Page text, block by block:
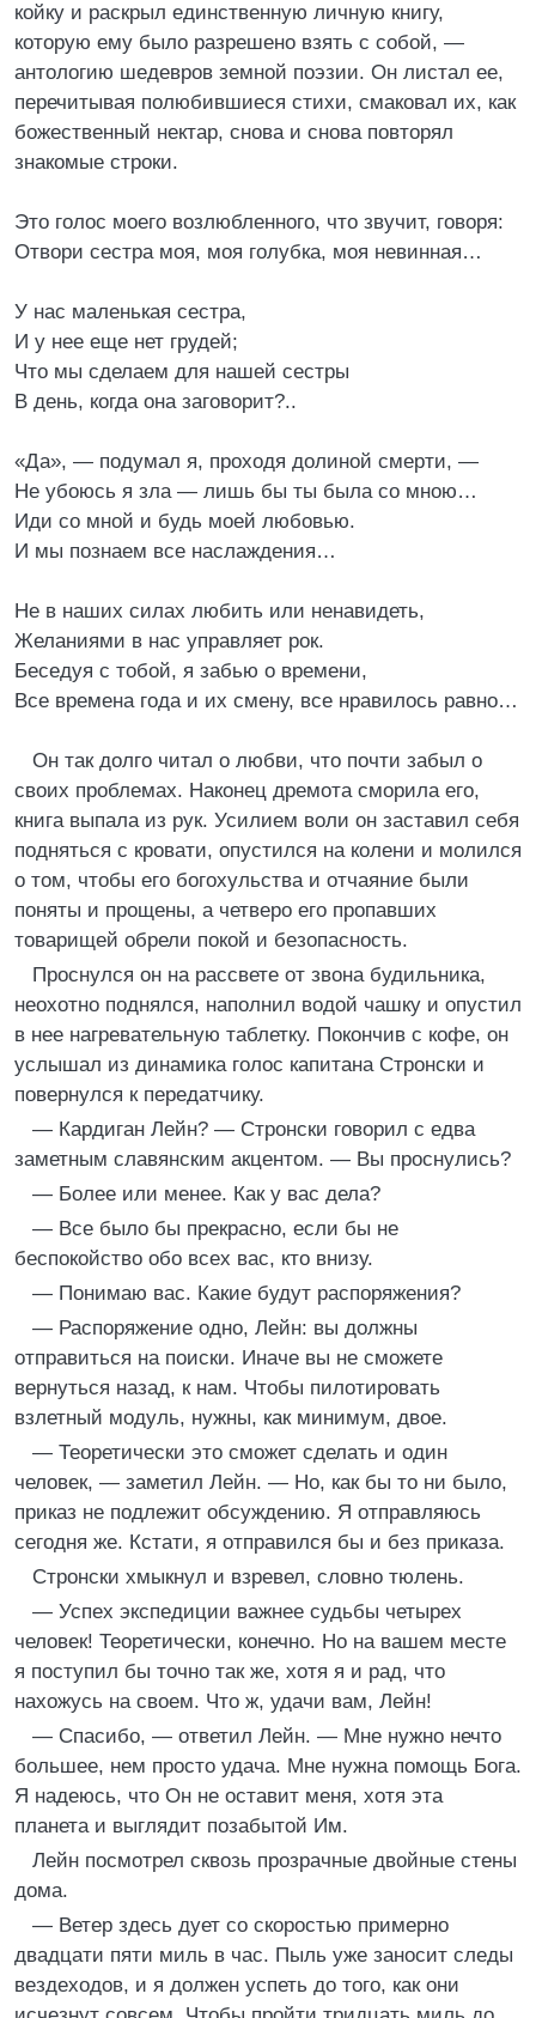
койку и раскрыл единственную личную книгу,
которую ему было разрешено взять с собой, —
антологию шедевров земной поэзии. Он листал ее,
перечитывая полюбившиеся стихи, смаковал их, как
божественный нектар, снова и снова повторял
знакомые строки.
Это голос моего возлюбленного, что звучит, говоря:
Отвори сестра моя, моя голубка, моя невинная…
У нас маленькая сестра,
И у нее еще нет грудей;
Что мы сделаем для нашей сестры
В день, когда она заговорит?..
«Да», — подумал я, проходя долиной смерти, —
Не убоюсь я зла — лишь бы ты была со мною…
Иди со мной и будь моей любовью.
И мы познаем все наслаждения…
Не в наших силах любить или ненавидеть,
Желаниями в нас управляет рок.
Беседуя с тобой, я забью о времени,
Все времена года и их смену, все нравилось равно…
Он так долго читал о любви, что почти забыл о
своих проблемах. Наконец дремота сморила его,
книга выпала из рук. Усилием воли он заставил себя
подняться с кровати, опустился на колени и молился
о том, чтобы его богохульства и отчаяние были
поняты и прощены, а четверо его пропавших
товарищей обрели покой и безопасность.
Проснулся он на рассвете от звона будильника,
неохотно поднялся, наполнил водой чашку и опустил
в нее нагревательную таблетку. Покончив с кофе, он
услышал из динамика голос капитана Стронски и
повернулся к передатчику.
— Кардиган Лейн? — Стронски говорил с едва
заметным славянским акцентом. — Вы проснулись?
— Более или менее. Как у вас дела?
— Все было бы прекрасно, если бы не
беспокойство обо всех вас, кто внизу.
— Понимаю вас. Какие будут распоряжения?
— Распоряжение одно, Лейн: вы должны
отправиться на поиски. Иначе вы не сможете
вернуться назад, к нам. Чтобы пилотировать
взлетный модуль, нужны, как минимум, двое.
— Теоретически это сможет сделать и один
человек, — заметил Лейн. — Но, как бы то ни было,
приказ не подлежит обсуждению. Я отправляюсь
сегодня же. Кстати, я отправился бы и без приказа.
Стронски хмыкнул и взревел, словно тюлень.
— Успех экспедиции важнее судьбы четырех
человек! Теоретически, конечно. Но на вашем месте
я поступил бы точно так же, хотя я и рад, что
нахожусь на своем. Что ж, удачи вам, Лейн!
— Спасибо, — ответил Лейн. — Мне нужно нечто
большее, нем просто удача. Мне нужна помощь Бога.
Я надеюсь, что Он не оставит меня, хотя эта
планета и выглядит позабытой Им.
Лейн посмотрел сквозь прозрачные двойные стены
дома.
— Ветер здесь дует со скоростью примерно
двадцати пяти миль в час. Пыль уже заносит следы
вездеходов, и я должен успеть до того, как они